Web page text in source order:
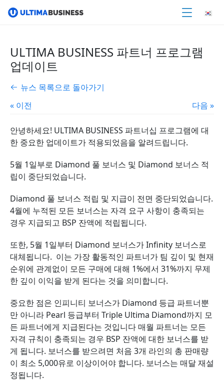
ULTIMA BUSINESS 파트너 프로그램
업데이트
뉴스 목록으로 돌아가기
« 이전
다음 »
안녕하세요! ULTIMA BUSINESS 파트너십 프로그램에 대
한 중요한 업데이트가 적용되었음을 알려드립니다.
5월 1일부로 Diamond 풀 보너스 및 Diamond 보너스 적
립이 중단되었습니다.
Diamond 풀 보너스 적립 및 지급이 전면 중단되었습니다.
4월에 누적된 모든 보너스는 자격 요구 사항이 충족되는
경우 지급되고 BSP 잔액에 적립됩니다.
또한, 5월 1일부터 Diamond 보너스가Infinity 보너스로
대체됩니다. 이는 가장 활동적인 파트너가 팀 깊이 및 현재
순위에 관계없이 모든 구매에 대해 1%에서 31%까지 무제
한 깊이 이익을 받게 된다는 것을 의미합니다.
중요한 점은 인피니티 보너스가 Diamond 등급 파트너뿐
만 아니라 Pearl 등급부터 Triple Ultima Diamond까지 모
든 파트너에게 지급된다는 것입니다 매월 파트너는 모든
자격 규칙이 충족되는 경우 BSP 잔액에 대한 보너스를 받
게 됩니다. 보너스를 받으려면 처음 3개 라인의 총 판매량
이 최소 5,000유로 이상이어야 합니다. 보너스는 매달 재설
정됩니다.